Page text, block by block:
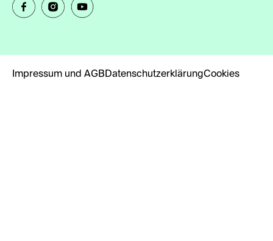
Impressum und AGBDatenschutzerklärungCookies